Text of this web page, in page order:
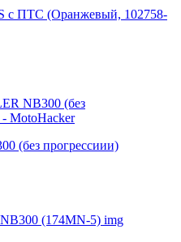
с ПТС (Оранжевый, 102758-
(без прогрессиии)